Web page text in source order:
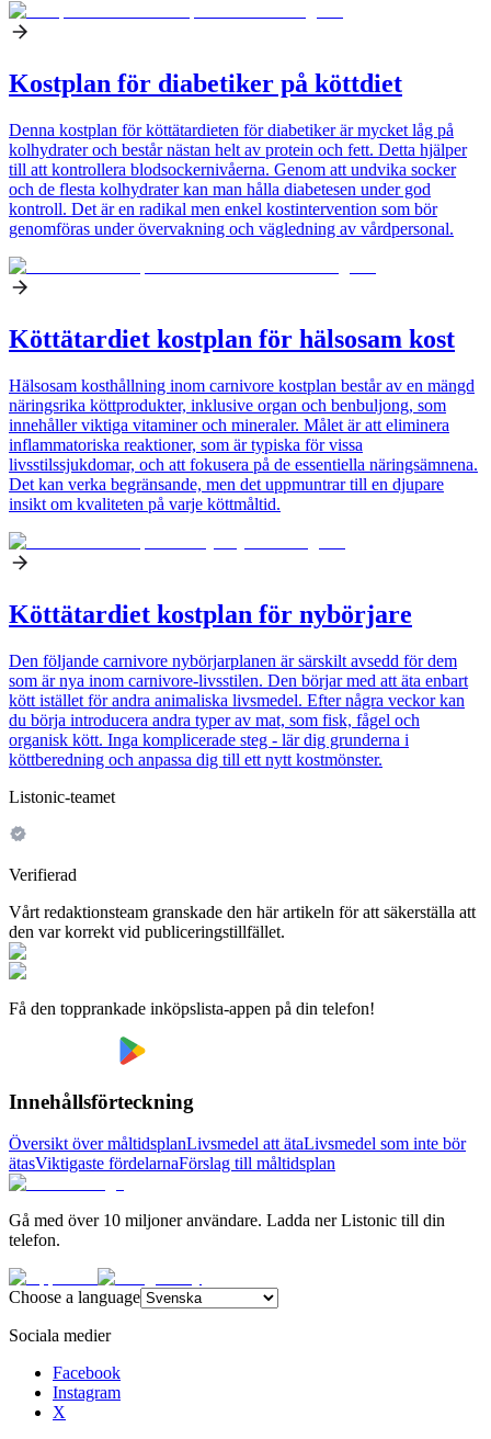
Kostplan för diabetiker på köttdiet
Denna kostplan för köttätardieten för diabetiker är mycket låg på
kolhydrater och består nästan helt av protein och fett. Detta hjälper
till att kontrollera blodsockernivåerna. Genom att undvika socker
och de flesta kolhydrater kan man hålla diabetesen under god
kontroll. Det är en radikal men enkel kostintervention som bör
genomföras under övervakning och vägledning av vårdpersonal.
Köttätardiet kostplan för hälsosam kost
Hälsosam kosthållning inom carnivore kostplan består av en mängd
näringsrika köttprodukter, inklusive organ och benbuljong, som
innehåller viktiga vitaminer och mineraler. Målet är att eliminera
inflammatoriska reaktioner, som är typiska för vissa
livsstilssjukdomar, och att fokusera på de essentiella näringsämnena.
Det kan verka begränsande, men det uppmuntrar till en djupare
insikt om kvaliteten på varje köttmåltid.
Köttätardiet kostplan för nybörjare
Den följande carnivore nybörjarplanen är särskilt avsedd för dem
som är nya inom carnivore-livsstilen. Den börjar med att äta enbart
kött istället för andra animaliska livsmedel. Efter några veckor kan
du börja introducera andra typer av mat, som fisk, fågel och
organisk kött. Inga komplicerade steg - lär dig grunderna i
köttberedning och anpassa dig till ett nytt kostmönster.
Listonic-teamet
Verifierad
Vårt redaktionsteam granskade den här artikeln för att säkerställa att
den var korrekt vid publiceringstillfället.
Få den topprankade inköpslista-appen på din telefon!
Innehållsförteckning
Översikt över måltidsplanLivsmedel att ätaLivsmedel som inte bör
ätasViktigaste fördelarnaFörslag till måltidsplan
Gå med över 10 miljoner användare. Ladda ner Listonic till din
telefon.
Choose a language
Sociala medier
Facebook
Instagram
X